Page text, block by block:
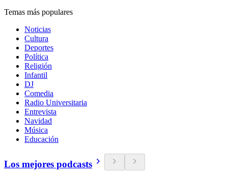
Temas más populares
Noticias
Cultura
Deportes
Política
Religión
Infantil
DJ
Comedia
Radio Universitaria
Entrevista
Navidad
Música
Educación
Los mejores podcasts